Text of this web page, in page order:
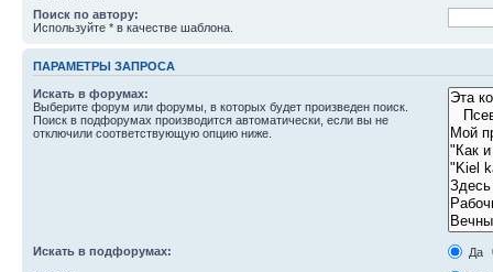
Поиск по автору:
Используйте * в качестве шаблона.
ПАРАМЕТРЫ ЗАПРОСА
Искать в форумах:
Выберите форум или форумы, в которых будет произведен поиск.
Поиск в подфорумах производится автоматически, если вы не
отключили соответствующую опцию ниже.
Искать в подфорумах:
Да